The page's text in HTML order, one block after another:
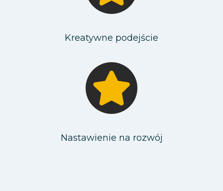
Kreatywne podejście
Nastawienie na rozwój